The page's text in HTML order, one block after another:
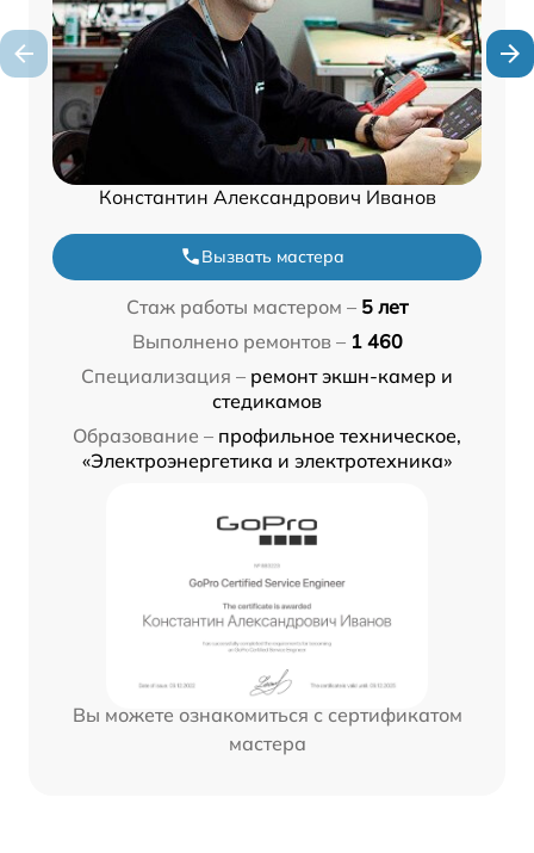
Константин Александрович Иванов
Вызвать мастера
Стаж работы мастером – 5 лет
Выполнено ремонтов – 1 460
Специализация – ремонт экшн-камер и
стедикамов
Образование – профильное техническое,
«Электроэнергетика и электротехника»
Вы можете ознакомиться с сертификатом
мастера